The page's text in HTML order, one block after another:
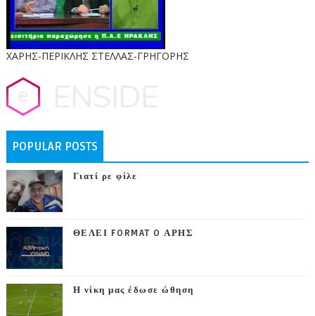
ΧΑΡΗΣ-ΠΕΡΙΚΛΗΣ ΣΤΕΛΛΑΣ-ΓΡΗΓΟΡΗΣ
POPULAR POSTS
Γιατί ρε φίλε
ΘΕΛΕΙ FORMAT O ΑΡΗΣ
Η νίκη μας έδωσε ώθηση